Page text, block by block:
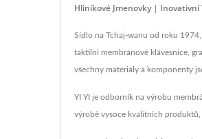
Hliníkové Jmenovky | Inovativní
Sídlo na Tchaj-wanu od roku
taktilní membránové klávesnice,
všechny materiály a komponenty
YI YI je odborník na výrobu
výrobě vysoce kvalitních